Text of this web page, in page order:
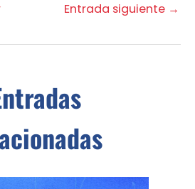
Entrada siguiente →